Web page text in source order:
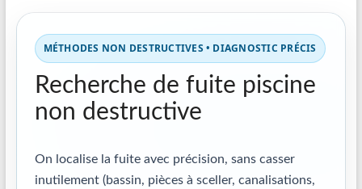
MÉTHODES NON DESTRUCTIVES • DIAGNOSTIC PRÉCIS
Recherche de fuite piscine
non destructive
On localise la fuite avec précision, sans casser
inutilement (bassin, pièces à sceller, canalisations,